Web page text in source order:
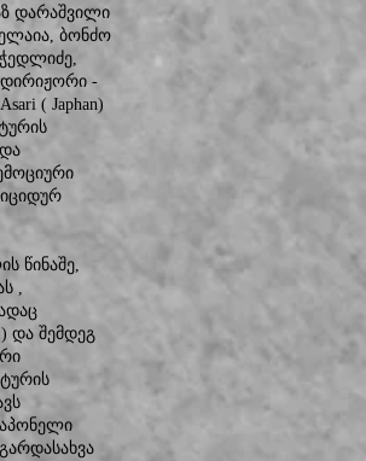
დარაშვილი
ბონძო
დირიჟორი -
( Japhan)
წინაშე,
,
და შემდეგ